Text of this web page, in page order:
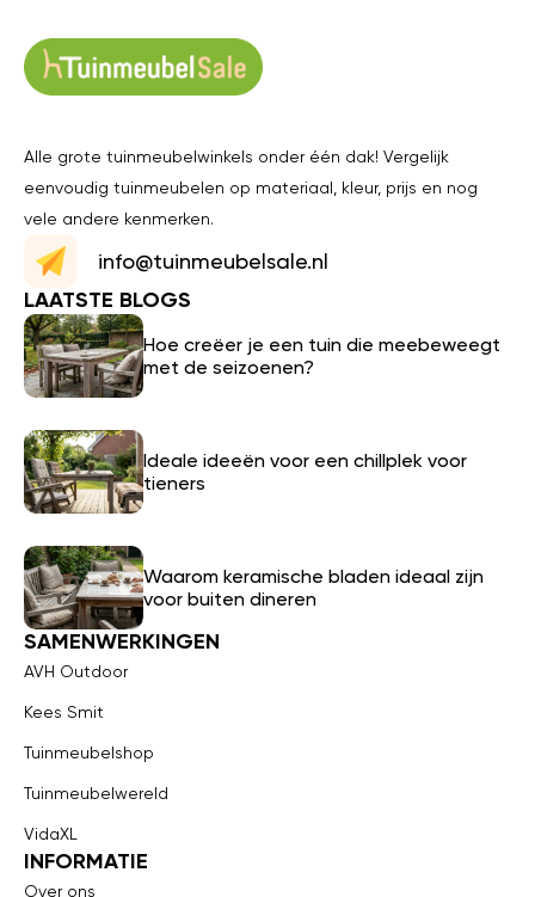
Alle grote tuinmeubelwinkels onder één dak! Vergelijk
eenvoudig tuinmeubelen op materiaal, kleur, prijs en nog
vele andere kenmerken.
info@tuinmeubelsale.nl
LAATSTE BLOGS
Hoe creëer je een tuin die meebeweegt
met de seizoenen?
Ideale ideeën voor een chillplek voor
tieners
Waarom keramische bladen ideaal zijn
voor buiten dineren
SAMENWERKINGEN
AVH Outdoor
Kees Smit
Tuinmeubelshop
Tuinmeubelwereld
VidaXL
INFORMATIE
Over ons